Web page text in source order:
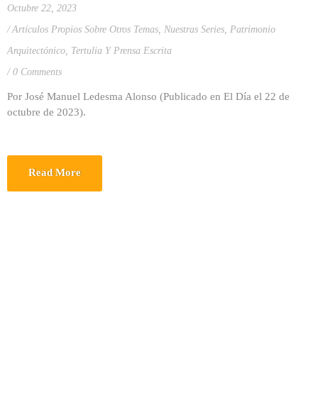
Octubre 22, 2023
Artículos Propios Sobre Otros Temas, Nuestras Series, Patrimonio
Arquitectónico, Tertulia Y Prensa Escrita
0 Comments
Por José Manuel Ledesma Alonso (Publicado en El Día el 22 de
octubre de 2023).
Read More